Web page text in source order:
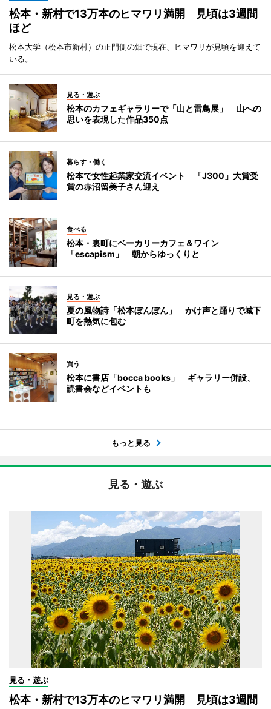
松本・新村で13万本のヒマワリ満開 見頃は3週間
ほど
松本大学（松本市新村）の正門側の畑で現在、ヒマワリが見頃を迎えて
いる。
見る・遊ぶ
松本のカフェギャラリーで「山と雷鳥展」 山への
思いを表現した作品350点
暮らす・働く
松本で女性起業家交流イベント 「J300」大賞受
賞の赤沼留美子さん迎え
食べる
松本・裏町にベーカリーカフェ＆ワイン
「escapism」 朝からゆっくりと
見る・遊ぶ
夏の風物詩「松本ぼんぼん」 かけ声と踊りで城下
町を熱気に包む
買う
松本に書店「bocca books」 ギャラリー併設、
読書会などイベントも
もっと見る
見る・遊ぶ
見る・遊ぶ
松本・新村で13万本のヒマワリ満開 見頃は3週間